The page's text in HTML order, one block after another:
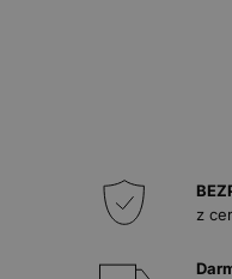
z